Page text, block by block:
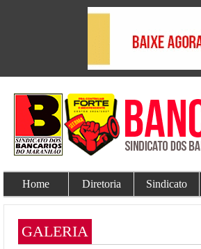
Home Diretoria Sindicato
GALERIA